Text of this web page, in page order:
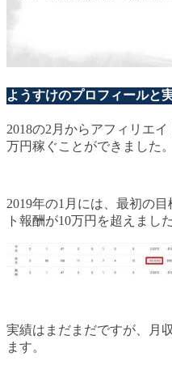
ようすけのプロフィールと
2018の2月からアフィリエ
万円稼ぐことができました。
2019年の1月には、最初の
ト報酬が10万円を超えました
実績はまだまだですが、月
ます。